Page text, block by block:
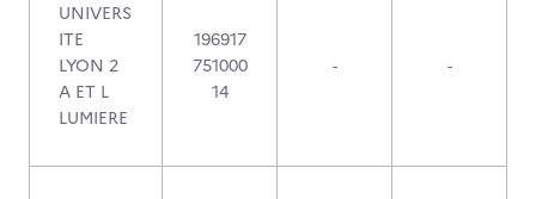
UNIVERS
ITE
LYON 2
A ET L
LUMIERE
196917
751000
14
- -